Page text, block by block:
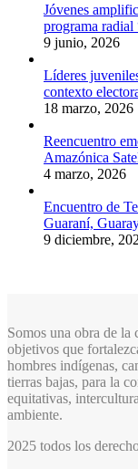
Jóvenes
programa radial
9 junio, 2026
Líderes
contexto
18 marzo, 2026
Reencuentro
Amazónica
4 marzo, 2026
Encuentro de
Guaraní,
9 diciembre,
Somos una obra de la
objetivos que
hombres indígenas,
tierras bajas, para la
equitativas,
ambiente.
2025 todos los